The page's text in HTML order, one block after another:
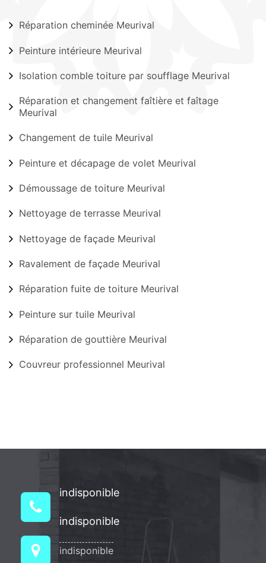
Réparation cheminée Meurival
Peinture intérieure Meurival
Isolation comble toiture par soufflage Meurival
Réparation et changement faîtière et faîtage
Meurival
Changement de tuile Meurival
Peinture et décapage de volet Meurival
Démoussage de toiture Meurival
Nettoyage de terrasse Meurival
Nettoyage de façade Meurival
Ravalement de façade Meurival
Réparation fuite de toiture Meurival
Peinture sur tuile Meurival
Réparation de gouttière Meurival
Couvreur professionnel Meurival
indisponible
indisponible
indisponible